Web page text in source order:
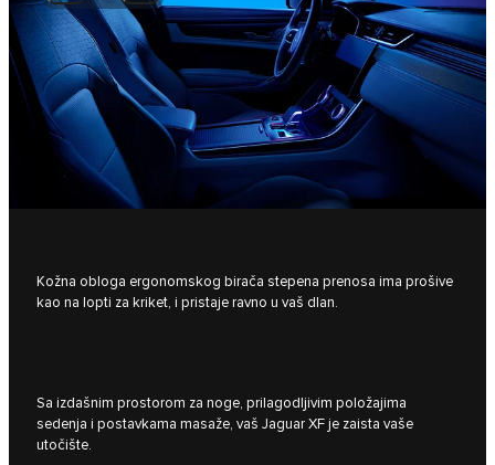
Kožna obloga ergonomskog birača stepena prenosa ima prošive
kao na lopti za kriket, i pristaje ravno u vaš dlan.
Sa izdašnim prostorom za noge, prilagodljivim položajima
sedenja i postavkama masaže, vaš Jaguar XF je zaista vaše
utočište.